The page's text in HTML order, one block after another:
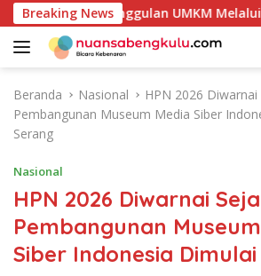
a
Breaking News
Produk Unggulan UMKM Melalui
Beranda Nasional
HPN 2026
Pembangunan Museum Media Siber
Serang
Nasional
HPN 2026 Diwarnai
Pembangunan
Siber Indonesia